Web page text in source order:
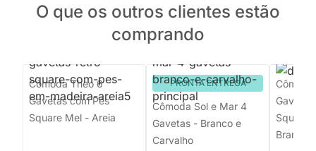
O que os outros clientes estão
comprando
Cômoda Theo 6
Gavetas com Pés
Square Mel - Areia
PRONTA ENTREGA
Cômoda Sol e Mar 4
Gavetas - Branco e
Carvalho
Square
Branco